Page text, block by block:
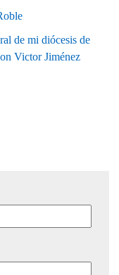
de mi diócesis de
Victor Jiménez